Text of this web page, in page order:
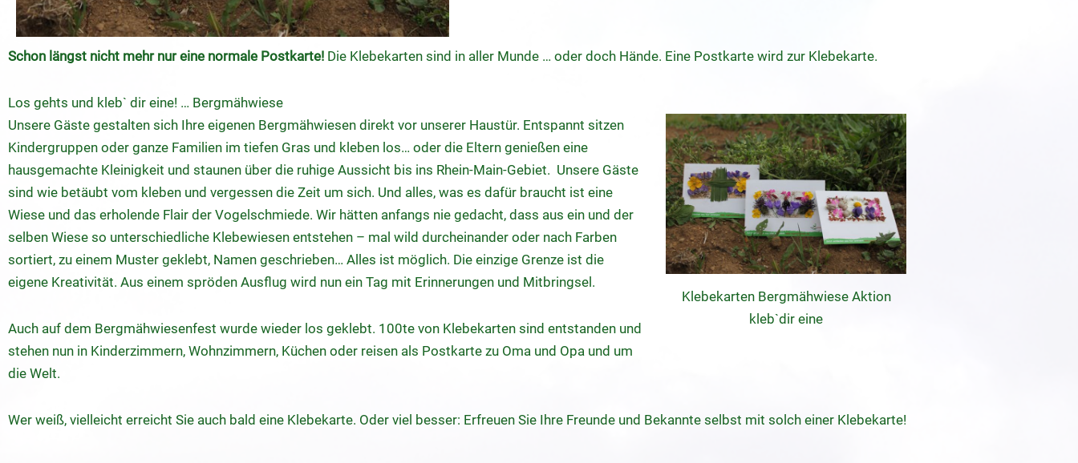
Schon längst nicht mehr nur eine normale Postkarte! Die Klebekarten sind in aller Munde … oder doch Hände. Eine Postkarte wird zur Klebekarte.
Los gehts und kleb` dir eine! … Bergmähwiese
Klebekarten Bergmähwiese Aktion
kleb`dir eine
Unsere Gäste gestalten sich Ihre eigenen Bergmähwiesen direkt vor unserer Haustür. Entspannt sitzen
Kindergruppen oder ganze Familien im tiefen Gras und kleben los… oder die Eltern genießen eine
hausgemachte Kleinigkeit und staunen über die ruhige Aussicht bis ins Rhein-Main-Gebiet. Unsere Gäste
sind wie betäubt vom kleben und vergessen die Zeit um sich. Und alles, was es dafür braucht ist eine
Wiese und das erholende Flair der Vogelschmiede. Wir hätten anfangs nie gedacht, dass aus ein und der
selben Wiese so unterschiedliche Klebewiesen entstehen – mal wild durcheinander oder nach Farben
sortiert, zu einem Muster geklebt, Namen geschrieben… Alles ist möglich. Die einzige Grenze ist die
eigene Kreativität. Aus einem spröden Ausflug wird nun ein Tag mit Erinnerungen und Mitbringsel.
Auch auf dem Bergmähwiesenfest wurde wieder los geklebt. 100te von Klebekarten sind entstanden und
stehen nun in Kinderzimmern, Wohnzimmern, Küchen oder reisen als Postkarte zu Oma und Opa und um
die Welt.
Wer weiß, vielleicht erreicht Sie auch bald eine Klebekarte. Oder viel besser: Erfreuen Sie Ihre Freunde und Bekannte selbst mit solch einer Klebekarte!